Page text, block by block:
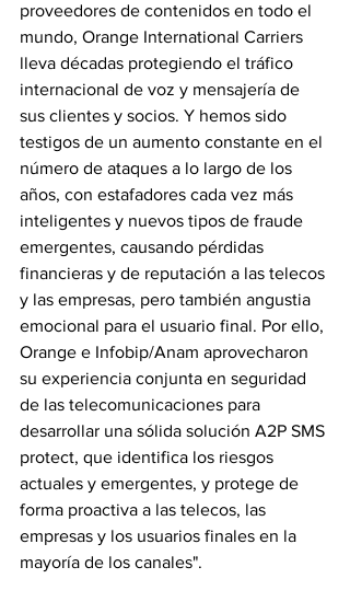
proveedores de contenidos en todo el
mundo, Orange International Carriers
lleva décadas protegiendo el tráfico
internacional de voz y mensajería de
sus clientes y socios. Y hemos sido
testigos de un aumento constante en el
número de ataques a lo largo de los
años, con estafadores cada vez más
inteligentes y nuevos tipos de fraude
emergentes, causando pérdidas
financieras y de reputación a las telecos
y las empresas, pero también angustia
emocional para el usuario final. Por ello,
Orange e Infobip/Anam aprovecharon
su experiencia conjunta en seguridad
de las telecomunicaciones para
desarrollar una sólida solución A2P SMS
protect, que identifica los riesgos
actuales y emergentes, y protege de
forma proactiva a las telecos, las
empresas y los usuarios finales en la
mayoría de los canales".